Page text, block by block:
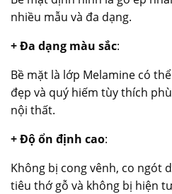
nhiều mẫu và đa dạng.
+ Đa dạng màu sắc:
Bề mặt là lớp Melamine có
đẹp và quý hiếm tùy thích
nội thất.
+ Độ ổn định cao:
Không bị cong vênh, co ngót
tiêu thớ gỗ và không bị hiện